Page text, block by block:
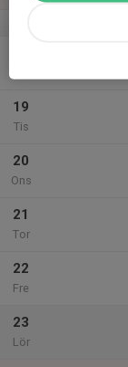
Mån
19
Tis
20
Ons
21
Tor
22
Fre
23
Lör